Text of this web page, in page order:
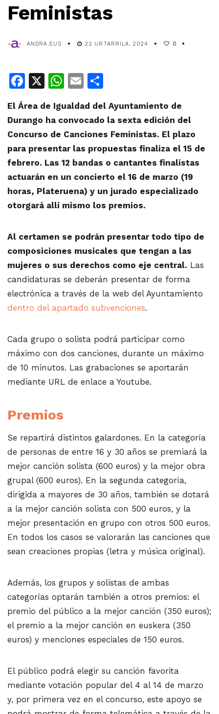
Feministas
ANDRA.EUS 22 URTARRILA, 2024 0
Facebook
X WhatsApp
Email
El Área de Igualdad del Ayuntamiento de
Durango ha convocado la sexta edición del
Concurso de Canciones Feministas. El plazo
para presentar las propuestas finaliza el 15 de
febrero. Las 12 bandas o cantantes finalistas
actuarán en un concierto el 16 de marzo (19
horas, Plateruena) y un jurado especializado
otorgará allí mismo los premios.
Al certamen se podrán presentar todo tipo de
composiciones musicales que tengan a las
mujeres o sus derechos como eje central. Las
candidaturas se deberán presentar de forma
electrónica a través de la web del Ayuntamiento
dentro del apartado subvenciones.
Cada grupo o solista podrá participar como
máximo con dos canciones, durante un máximo
de 10 minutos. Las grabaciones se aportarán
mediante URL de enlace a Youtube.
Premios
Se repartirá distintos galardones. En la categoría
de personas de entre 16 y 30 años se premiará la
mejor canción solista (600 euros) y la mejor obra
grupal (600 euros). En la segunda categoría,
dirigida a mayores de 30 años, también se dotará
a la mejor canción solista con 500 euros, y la
mejor presentación en grupo con otros 500 euros.
En todos los casos se valorarán las canciones que
sean creaciones propias (letra y música original).
Además, los grupos y solistas de ambas
categorías optarán también a otros premios: el
premio del público a la mejor canción (350 euros);
el premio a la mejor canción en euskera (350
euros) y menciones especiales de 150 euros.
El público podrá elegir su canción favorita
mediante votación popular del 4 al 14 de marzo
y, por primera vez en el concurso, este apoyo se